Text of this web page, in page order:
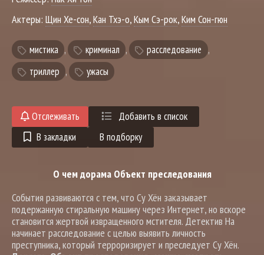
Актеры: Щин Хе-сон,Кан Тхэ-о,Кым Сэ-рок,Ким Сон-гюн
мистика , криминал , расследование ,
триллер , ужасы
Отслеживать
Добавить в список
В закладки
В подборку
О чем дорама Объект преследования
События развиваются с тем, что Су Хён заказывает
подержанную стиральную машину через Интернет, но вскоре
становится жертвой извращенного мстителя. Детектив На
начинает расследование с целью выявить личность
преступника, который терроризирует и преследует Су Хён.